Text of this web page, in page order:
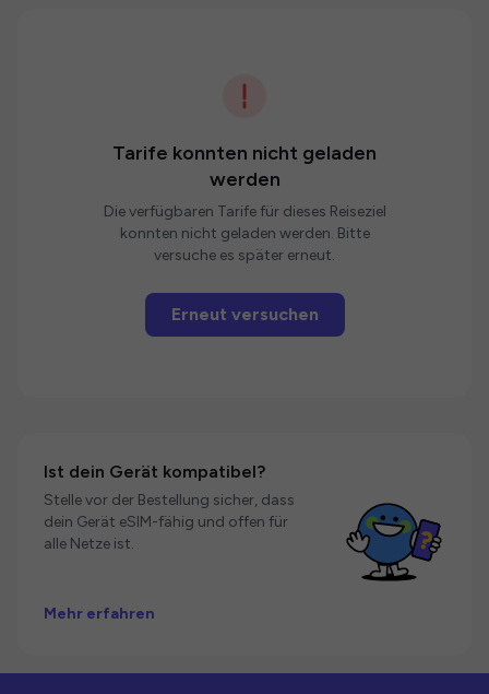
Tarife konnten nicht geladen
werden
Die verfügbaren Tarife für dieses Reiseziel
konnten nicht geladen werden. Bitte
versuche es später erneut.
Erneut versuchen
Ist dein Gerät kompatibel?
Stelle vor der Bestellung sicher, dass
dein Gerät eSIM-fähig und offen für
alle Netze ist.
Mehr erfahren